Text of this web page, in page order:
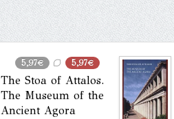
5,97€ 5,97€
The Stoa of Attalos.
The Museum of the
Ancient Agora